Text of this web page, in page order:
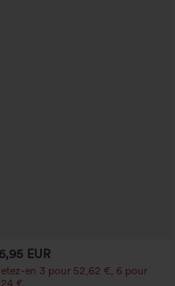
EUR
en 3 pour 52,62 €, 6 pour
€